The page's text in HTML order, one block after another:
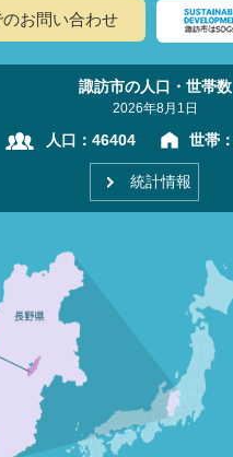
のお問い合わせ
諏訪市の人口・世帯数
2026年8月1日
人口： 46404 世帯：
統計情報